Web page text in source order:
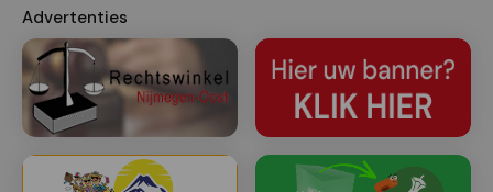
Advertenties